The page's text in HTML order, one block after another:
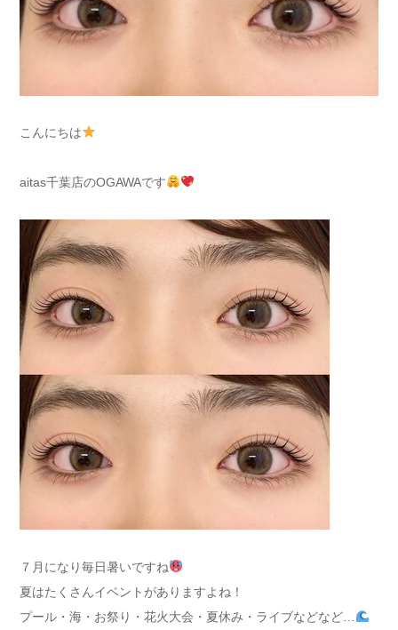
こんにちは
aitas千葉店のOGAWAです
７月になり毎日暑いですね
夏はたくさんイベントがありますよね！
プール・海・お祭り・花火大会・夏休み・ライブなどなど…